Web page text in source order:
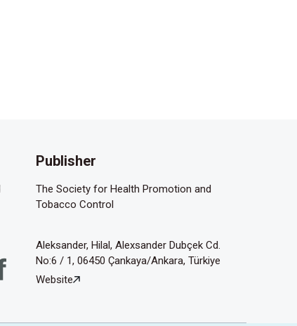
Publisher
The Society for Health Promotion and
Tobacco Control
Aleksander, Hilal, Alexsander Dubçek Cd.
No:6 / 1, 06450 Çankaya/Ankara, Türkiye
Website